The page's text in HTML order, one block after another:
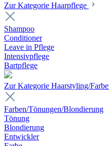
Zur Kategorie Haarpflege
Shampoo
Conditioner
Leave in Pflege
Intensivpflege
Bartpflege
Zur Kategorie Haarstyling/Farbe
Farben/Tönungen/Blondierung
Tönung
Blondierung
Entwickler